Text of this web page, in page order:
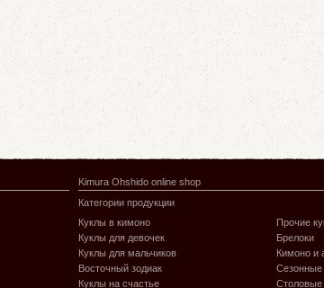
Kimura Ohshido online shop
Категории продукции
Куклы в кимоно
Куклы для девочек
Куклы для мальчиков
Восточный зодиак
Куклы на счастье
Прочие
Брелоки
Кимоно и
Сезонные
Столовые